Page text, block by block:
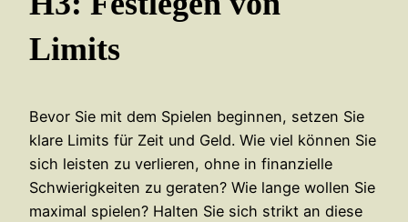
Limits
Bevor Sie mit dem Spielen beginnen, setzen Sie
klare Limits für Zeit und Geld. Wie viel können Sie
sich leisten zu verlieren, ohne in finanzielle
Schwierigkeiten zu geraten? Wie lange wollen Sie
maximal spielen? Halten Sie sich strikt an diese